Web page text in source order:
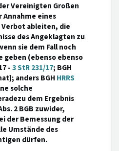
Vereinigten Großen
Annahme eines
ableiten, die
des Angeklagten zu
sie dem Fall noch
geben (ebenso ebenso
-3 StR 231/17; BGH
anders BGH HRRS
solche
dem Ergebnis
2 BGB zuwider,
der Bemessung der
Umstände des
dürfen.